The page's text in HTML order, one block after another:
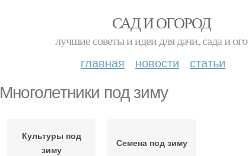
САД И ОГОРОД
лучшие советы и идеи для дачи, сада и
главная новости статьи
Многолетники под зиму
Культуры под
зиму
Семена под зиму